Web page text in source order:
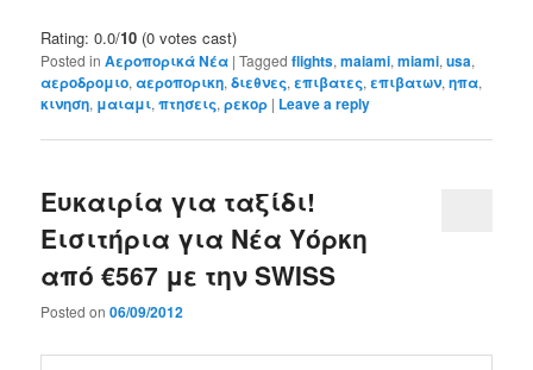
Rating: 0.0/10 (0 votes cast)
Posted in Αεροπορικά Νέα |Tagged flights,maiami,miami,usa,
αεροδρομιο,αεροπορικη,διεθνες,επιβατες,επιβατων,ηπα,
κινηση, μαιαμι,πτησεις,ρεκορ | Leave a reply
Ευκαιρία για ταξίδι!
Εισιτήρια για Νέα Υόρκη
από €567 με την SWISS
Posted on06/09/2012